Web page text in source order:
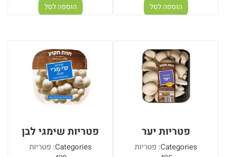
הוספה לסל הוספה לסל
פטריות יער
Categories: פטריות
פטריות שימגי לבן
Categories: פטריות